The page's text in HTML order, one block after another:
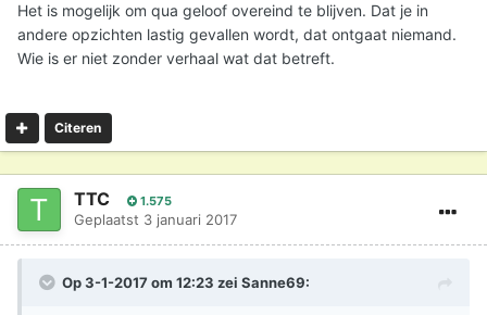
Het is mogelijk om qua geloof overeind te blijven. Dat je in
andere opzichten lastig gevallen wordt, dat ontgaat niemand.
Wie is er niet zonder verhaal wat dat betreft.
Citeren
TTC 1.575
Geplaatst 3 januari 2017
Op 3-1-2017 om 12:23 zei Sanne69: